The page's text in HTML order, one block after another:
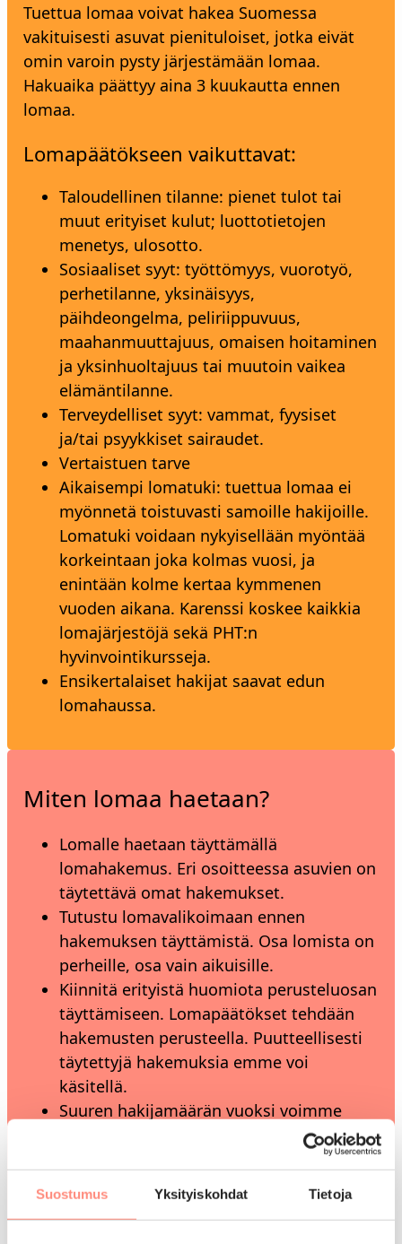
Suostumus Yksityiskohdat Tietoja
Tuettua lomaa voivat hakea Suomessa
vakituisesti asuvat pienituloiset, jotka eivät
omin varoin pysty järjestämään lomaa.
Hakuaika päättyy aina 3 kuukautta ennen
lomaa.
Lomapäätökseen vaikuttavat:
Taloudellinen tilanne: pienet tulot tai
muut erityiset kulut; luottotietojen
menetys, ulosotto.
Sosiaaliset syyt: työttömyys, vuorotyö,
perhetilanne, yksinäisyys,
päihdeongelma, peliriippuvuus,
maahanmuuttajuus, omaisen hoitaminen
ja yksinhuoltajuus tai muutoin vaikea
elämäntilanne.
Terveydelliset syyt: vammat, fyysiset
ja/tai psyykkiset sairaudet.
Vertaistuen tarve
Aikaisempi lomatuki: tuettua lomaa ei
myönnetä toistuvasti samoille hakijoille.
Lomatuki voidaan nykyisellään myöntää
korkeintaan joka kolmas vuosi, ja
enintään kolme kertaa kymmenen
vuoden aikana. Karenssi koskee kaikkia
lomajärjestöjä sekä PHT:n
hyvinvointikursseja.
Ensikertalaiset hakijat saavat edun
lomahaussa.
Miten lomaa haetaan?
Lomalle haetaan täyttämällä
lomahakemus. Eri osoitteessa asuvien on
täytettävä omat hakemukset.
Tutustu lomavalikoimaan ennen
hakemuksen täyttämistä. Osa lomista on
perheille, osa vain aikuisille.
Kiinnitä erityistä huomiota perusteluosan
täyttämiseen. Lomapäätökset tehdään
hakemusten perusteella. Puutteellisesti
täytettyjä hakemuksia emme voi
käsitellä.
Suuren hakijamäärän vuoksi voimme
tarjota tuetun loman vain osalle
valintaperusteet täyttävistä hakijoista.
Lomapaikka ja -aikavaihtoehtoja
kannattaa lisätä kolme, ja myös